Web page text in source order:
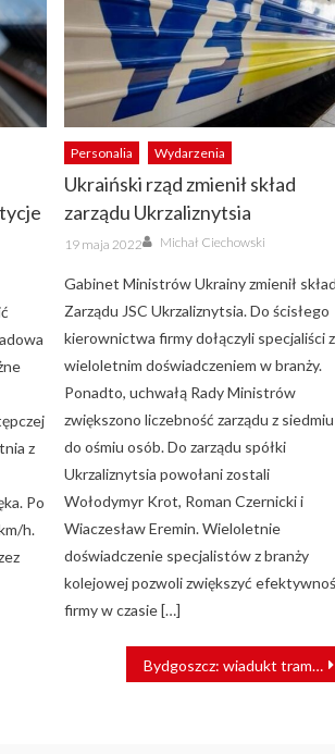
z
Po
h.
Personalia Wydarzenia
Ukraiński rząd zmienił skład
zarządu Ukrzaliznytsia
Posted
on
19 maja 2022 Author
Michał Ciechowski
Gabinet Ministrów Ukrainy zmienił
Zarządu JSC Ukrzaliznytsia. Do ścisłego
kierownictwa firmy dołączyli specjaliści z
wieloletnim doświadczeniem w branży.
Ponadto, uchwałą Rady Ministrów
zwiększono liczebność zarządu z siedmiu
do ośmiu osób. Do zarządu spółki
Ukrzaliznytsia powołani zostali
Wołodymyr Krot, Roman Czernicki i
Wiaczesław Eremin. Wieloletnie
doświadczenie specjalistów z branży
kolejowej pozwoli zwiększyć
firmy w czasie […]
Bydgoszcz: wiadukt tramwajowy do przebudowy. Prace zajmą dwa lata